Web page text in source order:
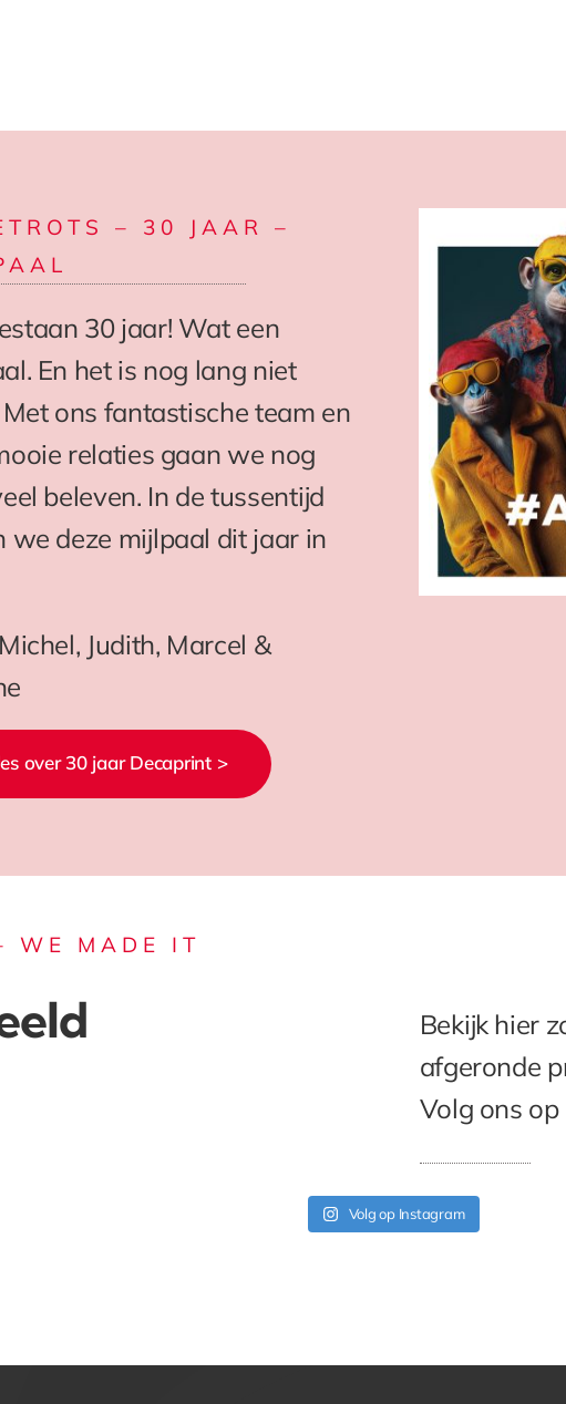
– 30 JAAR –
30 jaar! Wat een
En het is nog lang niet
ons fantastische team en
relaties gaan we nog
beleven. In de tussentijd
we deze mijlpaal dit jaar in
Judith, Marcel &
over 30 jaar Decaprint >
WE MADE IT
Bekijk hier
afgeronde
Volg ons
Volg op Instagram